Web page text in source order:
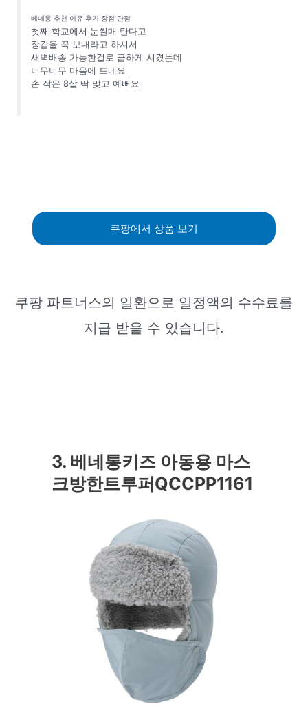
베네통 추천 이유 후기 장점 단점
첫째 학교에서 눈썰매 탄다고
장갑을 꼭 보내라고 하셔서
새벽배송 가능한걸로 급하게 시켰는데
너무너무 마음에 드네요
손 작은 8살 딱 맞고 예뻐요
쿠팡에서 상품 보기
쿠팡 파트너스의 일환으로 일정액의 수수료를
지급 받을 수 있습니다.
3. 베네통키즈 아동용 마스
크방한트루퍼QCCPP1161